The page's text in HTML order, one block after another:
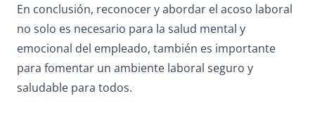
En conclusión, reconocer y abordar el acoso laboral
no solo es necesario para la salud mental y
emocional del empleado, también es importante
para fomentar un ambiente laboral seguro y
saludable para todos.